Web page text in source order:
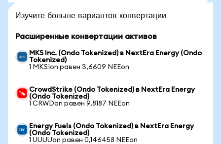
Изучите больше вариантов конвертации
Расширенные конвертации активов
MKS Inc. (Ondo Tokenized) в NextEra Energy (Ondo
Tokenized)
1 MKSIon равен 3,6609 NEEon
CrowdStrike (Ondo Tokenized) в NextEra Energy
(Ondo Tokenized)
1 CRWDon равен 9,8187 NEEon
Energy Fuels (Ondo Tokenized) в NextEra Energy
(Ondo Tokenized)
1 UUUUon равен 0,146458 NEEon